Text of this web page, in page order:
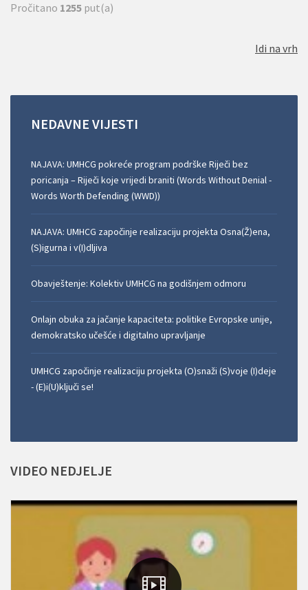
Pročitano 1255 put(a)
Idi na vrh
NEDAVNE VIJESTI
NAJAVA: UMHCG pokreće program podrške Riječi bez
poricanja – Riječi koje vrijedi braniti (Words Without Denial -
Words Worth Defending (WWD))
NAJAVA: UMHCG započinje realizaciju projekta Osna(Ž)ena,
(S)igurna i v(I)dljiva
Obavještenje: Kolektiv UMHCG na godišnjem odmoru
Onlajn obuka za jačanje kapaciteta: politike Evropske unije,
demokratsko učešće i digitalno upravljanje
UMHCG započinje realizaciju projekta (O)snaži (S)voje (I)deje
- (E)i(U)ključi se!
VIDEO NEDJELJE